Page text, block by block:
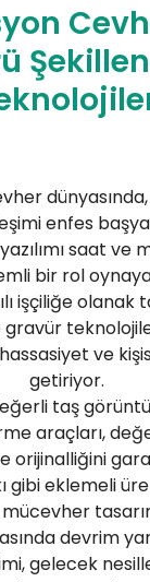
enfes
saat ve
bir rol
işçiliğe olanak
gravür
ve
getiriyor.
taş
araçları,
orijinalliğini
gibi eklemeli
devrim
gelecek